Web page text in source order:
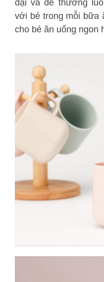
đại và dễ thương
với bé trong mỗi bữa
cho bé ăn uống ngon